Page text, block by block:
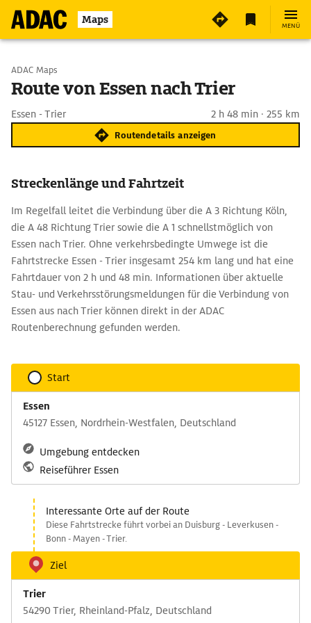
Maps MENÜ
Start wählen
ADAC Maps
Route von Essen nach Trier
Essen - Trier 2 h 48 min · 255 km
Routendetails anzeigen
Streckenlänge und Fahrtzeit
Im Regelfall leitet die Verbindung über die A 3 Richtung Köln,
die A 48 Richtung Trier sowie die A 1 schnellstmöglich von
Essen nach Trier. Ohne verkehrsbedingte Umwege ist die
Fahrtstrecke Essen - Trier insgesamt 254 km lang und hat eine
Fahrtdauer von 2 h und 48 min. Informationen über aktuelle
Stau- und Verkehrsstörungsmeldungen für die Verbindung von
Essen aus nach Trier können direkt in der ADAC
Routenberechnung gefunden werden.
Start
Essen
45127 Essen, Nordrhein-Westfalen, Deutschland
Umgebung entdecken
Reiseführer Essen
Interessante Orte auf der Route
Diese Fahrtstrecke führt vorbei an Duisburg - Leverkusen -
Bonn - Mayen - Trier.
Ziel
Trier
54290 Trier, Rheinland-Pfalz, Deutschland